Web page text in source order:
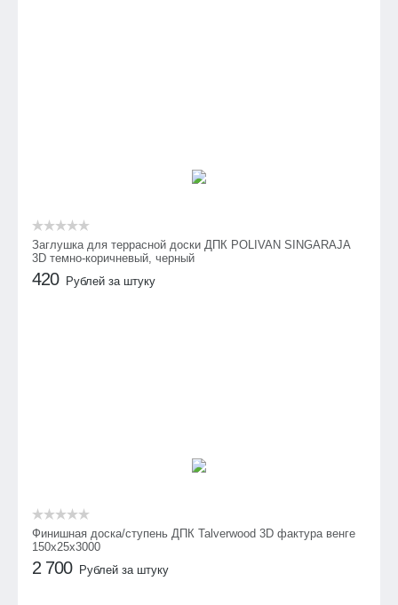
Заглушка для террасной доски ДПК POLIVAN SINGARAJA
3D темно-коричневый, черный
420 Рублей за штуку
Финишная доска/ступень ДПК Talverwood 3D фактура венге
150х25х3000
2 700 Рублей за штуку